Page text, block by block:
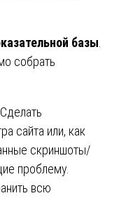
базы
собрать
сайта или, как
скриншоты/
проблему.
всю